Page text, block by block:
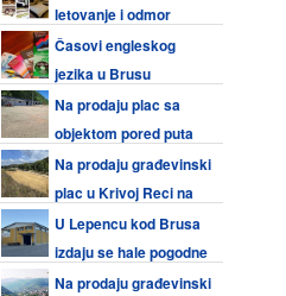
audio kasetaletovanje i odmor
Časovi engleskog
jezika u Brusu
Na prodaju plac sa
objektom pored puta
Kruševac - BrusNa prodaju građevinski
plac u Krivoj Reci na
KopaonikuU Lepencu kod Brusa
izdaju se hale pogodne
za razne delatnosti
Na prodaju građevinski